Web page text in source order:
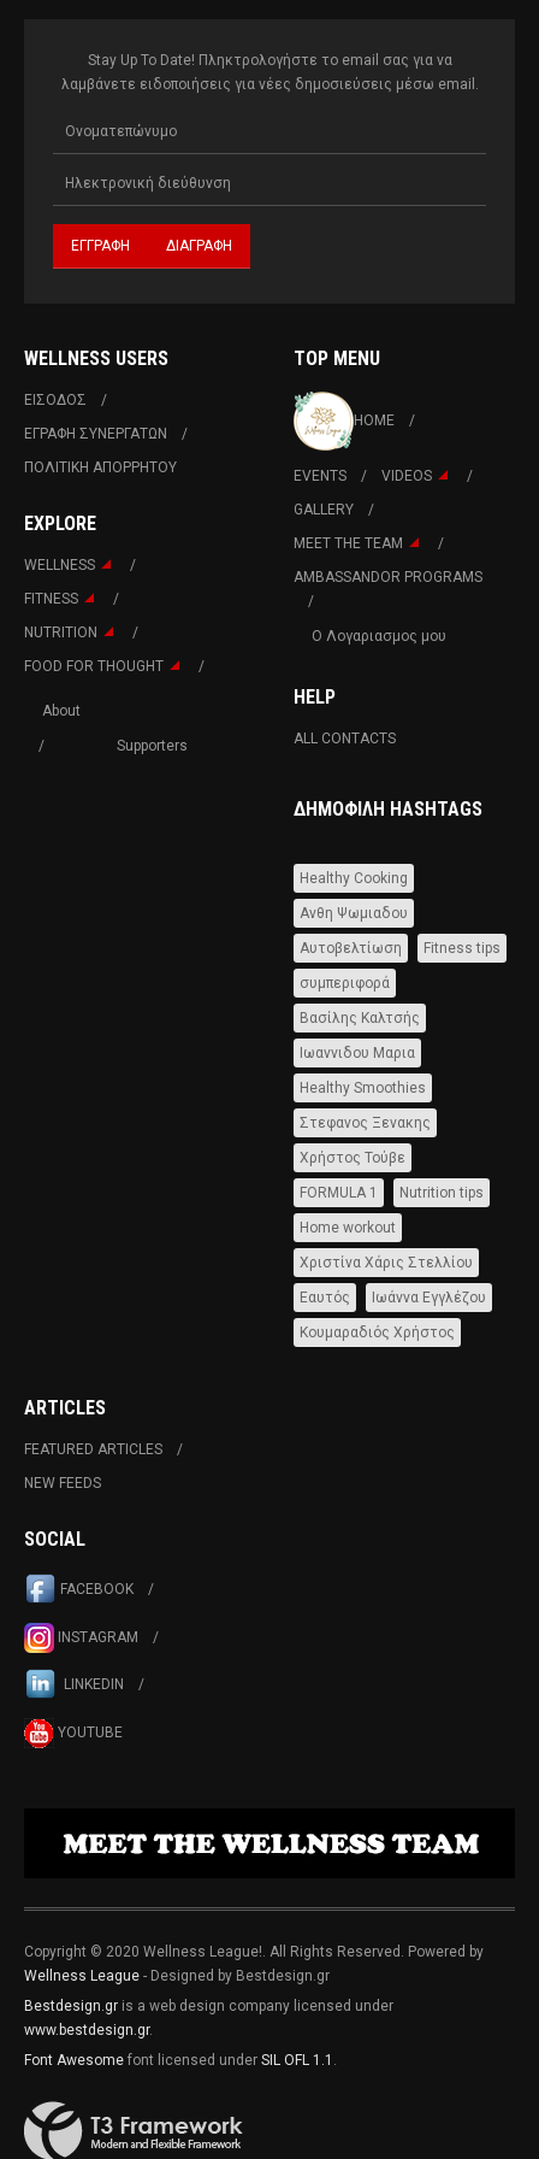
Stay Up To Date! Πληκτρολογήστε το email σας για να
λαμβάνετε ειδοποιήσεις για νέες δημοσιεύσεις μέσω email.
WELLNESS USERS
ΕΙΣΟΔΟΣ
ΕΓΡΑΦΗ ΣΥΝΕΡΓΑΤΩΝ
ΠΟΛΙΤΙΚΉ ΑΠΟΡΡΉΤΟΥ
EXPLORE
WELLNESS
FITNESS
NUTRITION
FOOD FOR THOUGHT
About
Supporters
TOP MENU
HOME
EVENTS
VIDEOS
GALLERY
MEET THE TEAM
AMBASSANDOR PROGRAMS
Ο Λογαριασμος μου
HELP
ALL CONTACTS
ΔΗΜΟΦΙΛΉ HASHTAGS
Healthy Cooking
Ανθη Ψωμιαδου
Αυτοβελτίωση Fitness tips
συμπεριφορά
Βασίλης Καλτσής
Ιωαννιδου Μαρια
Healthy Smoothies
Στεφανος Ξενακης
Χρήστος Τούβε
FORMULA 1 Nutrition tips
Home workout
Χριστίνα Χάρις Στελλίου
Εαυτός Ιωάννα Εγγλέζου
Κουμαραδιός Χρήστος
ARTICLES
FEATURED ARTICLES
NEW FEEDS
SOCIAL
FACEBOOK
INSTAGRAM
LINKEDIN
YOUTUBE
Copyright © 2020 Wellness League!. All Rights Reserved. Powered by
Wellness League - Designed by Bestdesign.gr
Bestdesign.gr is a web design company licensed under
www.bestdesign.gr.
Font Awesome font licensed under SIL OFL 1.1 .